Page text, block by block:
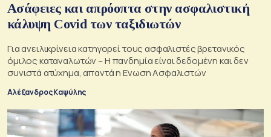
Ασάφειες και απρόοπτα στην ασφαλιστική
κάλυψη Covid των ταξιδιωτών
Για ανειλικρίνεια κατηγορεί τους ασφαλιστές βρετανικός
όμιλος καταναλωτών – Η πανδημία είναι δεδομένη και δεν
συνιστά ατύχημα, απαντά η Ενωση Ασφαλιστών
Αλέξανδρος Καψύλης